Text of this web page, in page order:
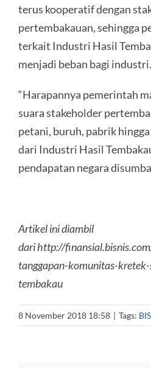
terus kooperatif dengan
pertembakauan, sehingga
terkait Industri Hasil
menjadi beban bagi industri.
“Harapannya pemerintah
suara stakeholder
petani, buruh, pabrik
dari Industri Hasil
pendapatan negara
Artikel ini diambil
dari http://
tanggapan-komunitas-
tembakau
8 November 2018 18:58 | Tags: